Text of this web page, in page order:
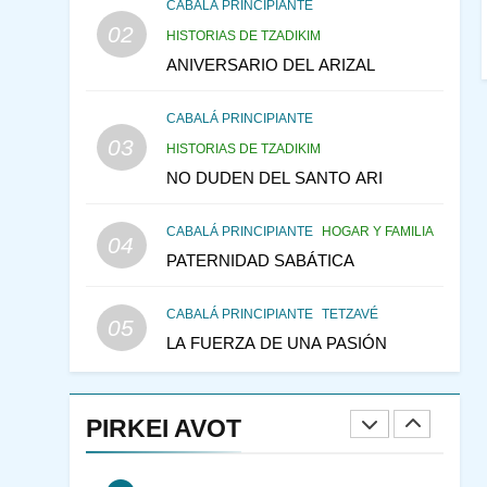
02
CABALÁ PRINCIPIANTE
HISTORIAS DE TZADIKIM
ANIVERSARIO DEL ARIZAL
03
CABALÁ PRINCIPIANTE
HISTORIAS DE TZADIKIM
NO DUDEN DEL SANTO ARI
04
CABALÁ PRINCIPIANTE HOGAR Y FAMILIA
PATERNIDAD SABÁTICA
05
CABALÁ PRINCIPIANTE TETZAVÉ
LA FUERZA DE UNA PASIÓN
PIRKEI AVOT
CABALÁ Y JASIDUT: EL
CONSEJO DE LOS
PADRES
PENSAMIENTO JUDÍO
146
DEL TEMPLO Y LA
ALEGRÍA EN MEDIO DE
MES DE MENAJEM AV
147
VEAMOS ¿POR QUÉ
DE LAS MUJERES
PENSAMIENTO JUDÍO
1
JASIDUT